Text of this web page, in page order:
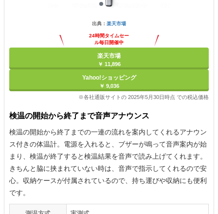
出典： 楽天市場
24時間タイムセー
ル毎日開催中
楽天市場
￥ 11,896
Yahoo!ショッピング
￥ 9,036
※各社通販サイトの 2025年5月30日時点 での税込価格
検温の開始から終了まで音声アナウンス
検温の開始から終了までの一連の流れを案内してくれるアナウン
ス付きの体温計。電源を入れると、ブザーが鳴って音声案内が始
まり、検温が終了すると検温結果を音声で読み上げてくれます。
きちんと脇に挟まれていない時は、音声で指示してくれるので安
心。収納ケースが付属されているので、持ち運びや収納にも便利
です。